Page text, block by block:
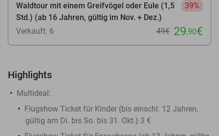
Waldtour mit einem Greifvögel oder Eule (1,5
Std.) (ab 16 Jahren, gültig im Nov. + Dez.)
39%
Verkauft: 6 49€ 29,90€
Highlights
Multideal:
Flugshow Ticket für Kinder (bis einschl. 12 Jahren,
gültig am Di. bis So. bis 31. Okt.) 3 €